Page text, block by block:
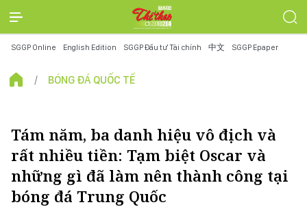
SGGP Online English Edition SGGP Đầu tư Tài chính 中文 SGGP Epaper
BÓNG ĐÁ QUỐC TẾ
Tám năm, ba danh hiệu vô địch và
rất nhiều tiền: Tạm biệt Oscar và
những gì đã làm nên thành công tại
bóng đá Trung Quốc